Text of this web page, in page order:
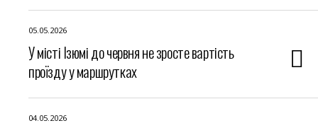
05.05.2026
У місті Ізюмі до червня не зросте вартість
проїзду у маршрутках
04.05.2026